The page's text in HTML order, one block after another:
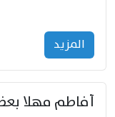
المزید